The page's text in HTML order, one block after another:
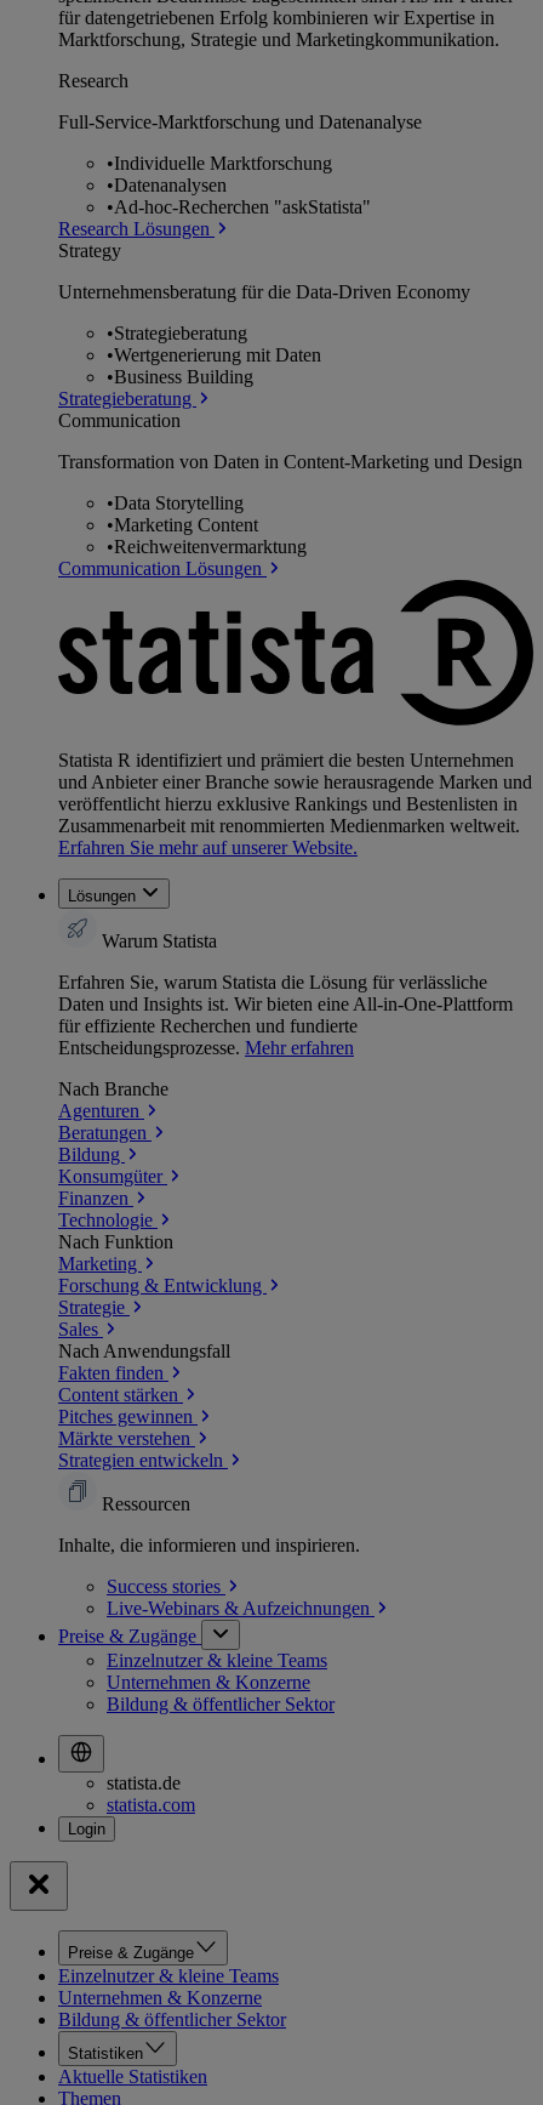
für datengetriebenen Erfolg kombinieren wir Expertise in
Marktforschung, Strategie und Marketingkommunikation.
Research
Full-Service-Marktforschung und Datenanalyse
•Individuelle Marktforschung
•Datenanalysen
•Ad-hoc-Recherchen "askStatista"
Research Lösungen
Strategy
Unternehmens­beratung für die Data-Driven Economy
•Strategieberatung
•Wertgenerierung mit Daten
•Business Building
Strategieberatung
Communication
Transformation von Daten in Content-Marketing und Design
•Data Storytelling
•Marketing Content
•Reichweitenvermarktung
Communication Lösungen
Statista R identifiziert und prämiert die besten Unternehmen
und Anbieter einer Branche sowie herausragende Marken und
veröffentlicht hierzu exklusive Rankings und Bestenlisten in
Zusammenarbeit mit renommierten Medienmarken weltweit.
Erfahren Sie mehr auf unserer Website.
Lösungen
Warum Statista
Erfahren Sie, warum Statista die Lösung für verlässliche
Daten und Insights ist. Wir bieten eine All-in-One-Plattform
für effiziente Recherchen und fundierte
Entscheidungsprozesse. Mehr erfahren
Nach Branche
Agenturen
Beratungen
Bildung
Konsumgüter
Finanzen
Technologie
Nach Funktion
Marketing
Forschung & Entwicklung
Strategie
Sales
Nach Anwendungsfall
Fakten finden
Content stärken
Pitches gewinnen
Märkte verstehen
Strategien entwickeln
Ressourcen
Inhalte, die informieren und inspirieren.
Success stories
Live-Webinars & Aufzeichnungen
Preise & Zugänge
Einzelnutzer & kleine Teams
Unternehmen & Konzerne
Bildung & öffentlicher Sektor
statista.de
statista.com
Preise & Zugänge
Einzelnutzer & kleine Teams
Unternehmen & Konzerne
Bildung & öffentlicher Sektor
Statistiken
Aktuelle Statistiken
Themen